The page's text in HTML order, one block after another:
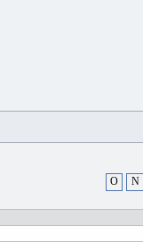
O N